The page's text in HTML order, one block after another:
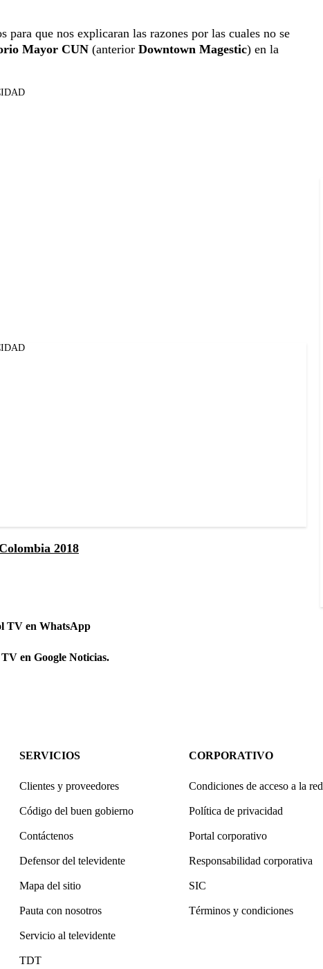
para que nos explicaran las razones por las cuales no se
Mayor CUN (anterior Downtown Magestic) en la
2018
TV en WhatsApp
en Google Noticias.
SERVICIOS
Clientes y proveedores
Código del buen gobierno
Contáctenos
Defensor del televidente
Mapa del sitio
Pauta con nosotros
Servicio al televidente
TDT
CORPORATIVO
Condiciones de acceso a la red
Política de privacidad
Portal corporativo
Responsabilidad corporativa
SIC
Términos y condiciones